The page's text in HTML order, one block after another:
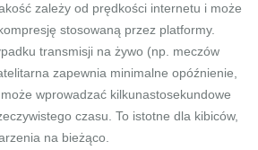
zależy od prędkości internetu i może
stosowaną przez platformy.
transmisji na żywo (np. meczów
zapewnia minimalne opóźnienie,
wprowadzać kilkunastosekundowe
czasu. To istotne dla kibiców,
na bieżąco.